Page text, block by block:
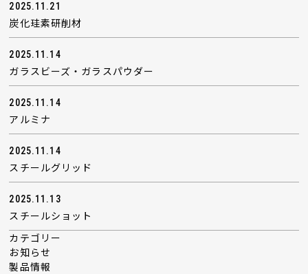
2025.11.21
炭化珪素研削材
2025.11.14
ガラスビーズ・ガラスパウダー
2025.11.14
アルミナ
2025.11.14
スチールグリッド
2025.11.13
スチールショット
カテゴリー
お知らせ
製品情報